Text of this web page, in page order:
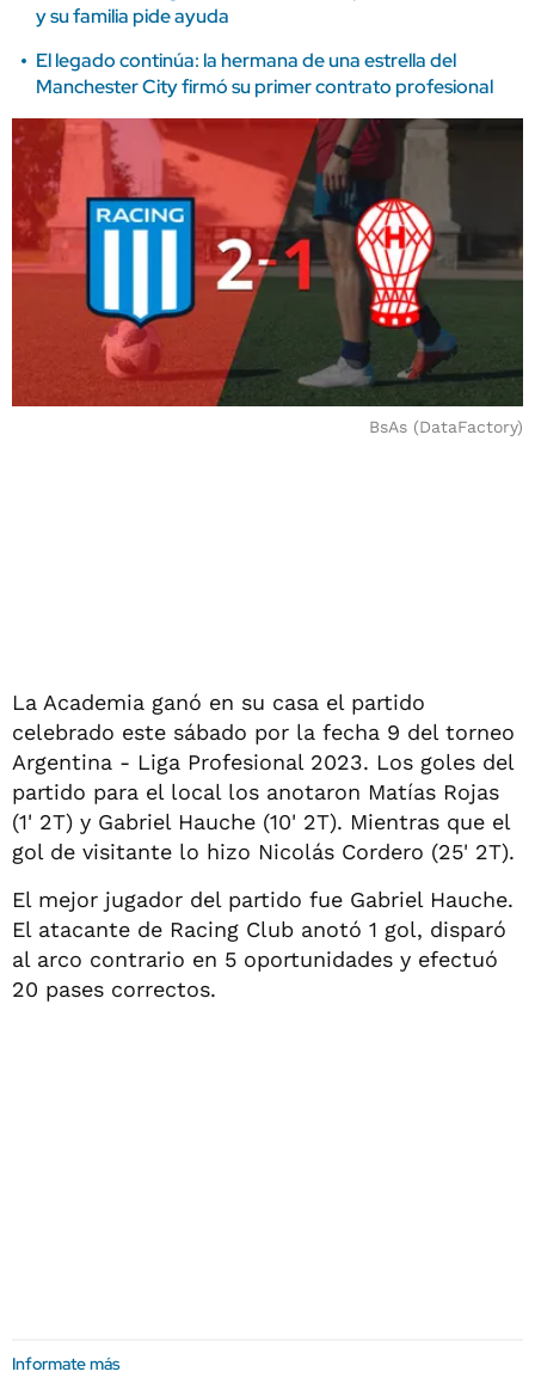
y su familia pide ayuda
El legado continúa: la hermana de una estrella del
Manchester City firmó su primer contrato profesional
BsAs (DataFactory)
La Academia ganó en su casa el partido
celebrado este sábado por la fecha 9 del torneo
Argentina - Liga Profesional 2023. Los goles del
partido para el local los anotaron Matías Rojas
(1' 2T) y Gabriel Hauche (10' 2T). Mientras que el
gol de visitante lo hizo Nicolás Cordero (25' 2T).
El mejor jugador del partido fue Gabriel Hauche.
El atacante de Racing Club anotó 1 gol, disparó
al arco contrario en 5 oportunidades y efectuó
20 pases correctos.
Informate más